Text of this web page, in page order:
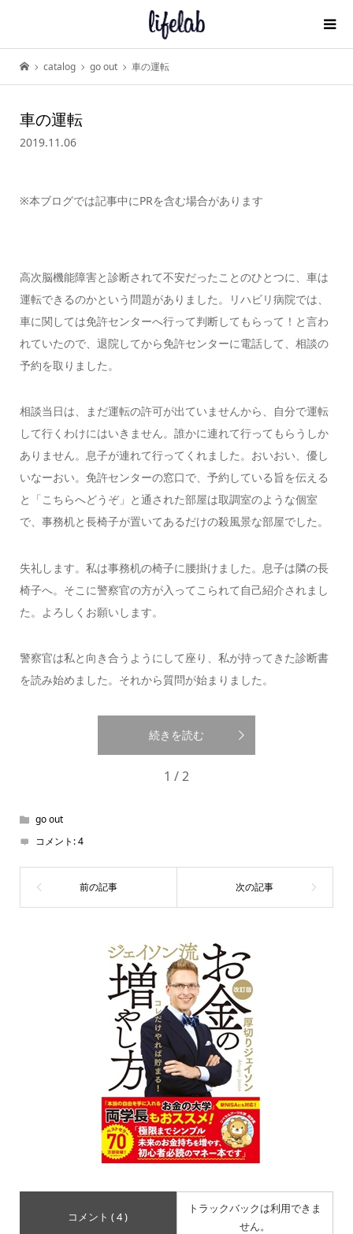
catalog go out 車の運転
車の運転
2019.11.06
※本ブログでは記事中にPRを含む場合があります
高次脳機能障害と診断されて不安だったことのひとつに、車は
運転できるのかという問題がありました。リハビリ病院では、
車に関しては免許センターへ行って判断してもらって！と言わ
れていたので、退院してから免許センターに電話して、相談の
予約を取りました。
相談当日は、まだ運転の許可が出ていませんから、自分で運転
して行くわけにはいきません。誰かに連れて行ってもらうしか
ありません。息子が連れて行ってくれました。おいおい、優し
いなーおい。免許センターの窓口で、予約している旨を伝える
と「こちらへどうぞ」と通された部屋は取調室のような個室
で、事務机と長椅子が置いてあるだけの殺風景な部屋でした。
失礼します。私は事務机の椅子に腰掛けました。息子は隣の長
椅子へ。そこに警察官の方が入ってこられて自己紹介されまし
た。よろしくお願いします。
警察官は私と向き合うようにして座り、私が持ってきた診断書
を読み始めました。それから質問が始まりました。
続きを読む
1 / 2
go out
コメント:4
コメント ( 4 )
トラックバックは利用できま
せん。